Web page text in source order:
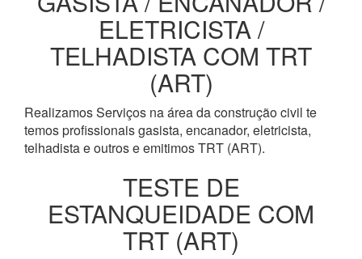
ELETRICISTA /
TELHADISTA COM TRT
(ART)
Realizamos Serviços na área da construção civil te
temos profissionais gasista, encanador, eletricista,
telhadista e outros e emitimos TRT (ART).
TESTE DE
ESTANQUEIDADE COM
TRT (ART)